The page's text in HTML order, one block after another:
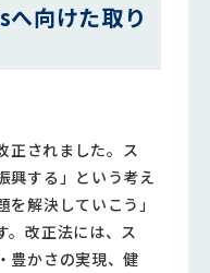
へ向けた取り
正されました。ス
興する」という考え
解決していこう」
。改正法には、ス
豊かさの実現、健